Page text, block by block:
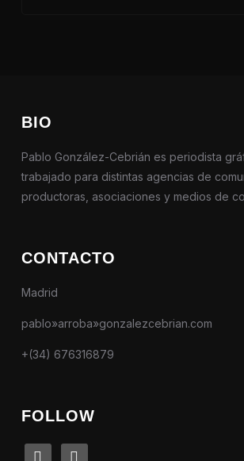
BIO
Pablo González-Cebrián es periodista
trabajado para distintas agencias de
productoras, asociaciones y medios de
CONTACTO
Madrid
pablo»arroba»gonzalezcebrian.com
+(34) 676316879
FOLLOW
linkedin instagram